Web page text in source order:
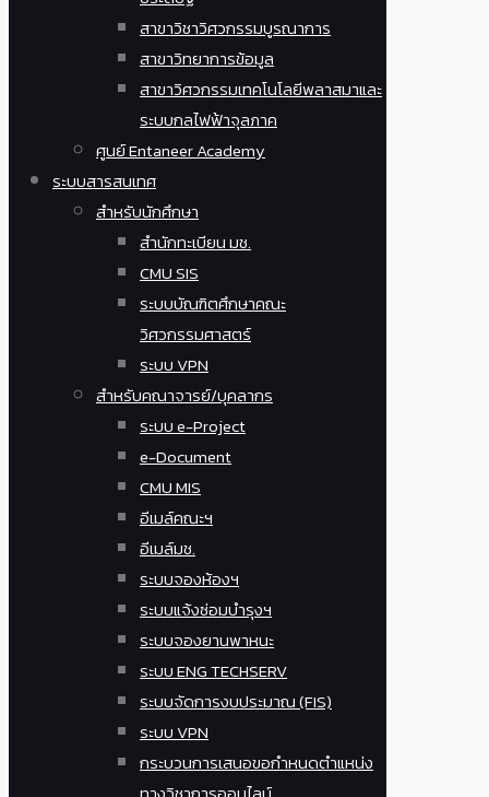
สาขาวิชาวิศวกรรมบูรณาการ
สาขาวิทยาการข้อมูล
สาขาวิศวกรรมเทคโนโลยีพลาสมาและ
ระบบกลไฟฟ้าจุลภาค
ศูนย์ Entaneer Academy
ระบบสารสนเทศ
สำหรับนักศึกษา
สำนักทะเบียน มช.
CMU SIS
ระบบบัณฑิตศึกษาคณะ
วิศวกรรมศาสตร์
ระบบ VPN
สำหรับคณาจารย์/บุคลากร
ระบบ e-Project
e-Document
CMU MIS
อีเมล์คณะฯ
อีเมล์มช.
ระบบจองห้องฯ
ระบบแจ้งซ่อมบำรุงฯ
ระบบจองยานพาหนะ
ระบบ ENG TECHSERV
ระบบจัดการงบประมาณ (FIS)
ระบบ VPN
กระบวนการเสนอขอกำหนดตำแหน่ง